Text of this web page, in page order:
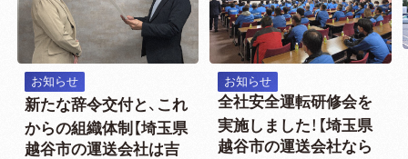
お知らせ
新たな辞令交付と、これ
からの組織体制【埼玉県
越谷市の運送会社は吉
お知らせ
全社安全運転研修会を
実施しました！【埼玉県
越谷市の運送会社なら